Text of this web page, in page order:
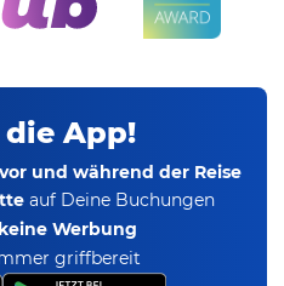
App!
und während der Reise
auf Deine Buchungen
keine Werbung
griffbereit